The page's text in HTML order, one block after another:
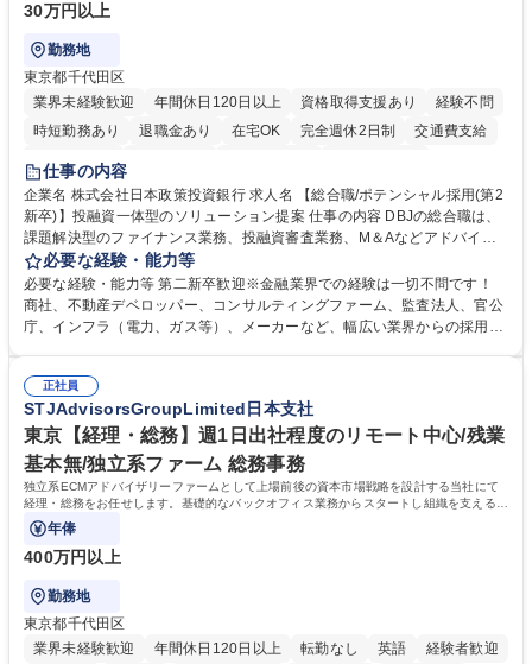
30万円以上
勤務地
東京都千代田区
業界未経験歓迎
年間休日120日以上 資格取得支援あり
経験不問
時短勤務あり
退職金あり 在宅OK 完全週休2日制
交通費支給
駅近5分以内
食事補助あり
託児所あり
仕事の内容
企業名 株式会社日本政策投資銀行 求人名 【総合職/ポテンシャル採用(第2
新卒)】投融資一体型のソリューション提案 仕事の内容 DBJの総合職は、
課題解決型のファイナンス業務、投融資審査業務、M＆Aなどアドバイザ
リー業務、地域戦略企画業務など、多様な業務に精通し、複数の専門性を
掛け合わせて広く社会に貢献していく職種です。 入社後は、横断的なロー
テーションを経て適性や専門性に応じたキャリアを形成していただきま
す。総合職として入社いただき、下記いずれかの部門でご活躍いただきま
ート・ナレッジ業務 ※それぞれの業務内容に関しては、別途その他労働条
件備考欄に記載 募集職種 【総合職/ポテンシャル採用(第2新卒)】投融資一
体型のソリューション提案
必要な経験・能力等
必要な経験・能力等 第二新卒歓迎※金融業界での経験は一切不問です！
商社、不動産デベロッパー、コンサルティングファーム、監査法人、官公
庁、インフラ（電力、ガス等）、メーカーなど、幅広い業界からの採用実
く高い志を併せもった人材を求めています。ポテンシャル採用（第2新
卒）では、金融業界での経験や知識を問いません。新たな時代を見据え
て、複雑化する社会課題の解決に向けて先鞭をつける役割を担いたい、と
いう気概をお持ちの方を心待ちにしています。 学歴・資格 学歴：大学院
大学 語学力： 資格：
正社員
STJAdvisorsGroupLimited日本支社
東京【経理・総務】週1日出社程度のリモート中心/残業
基本無/独立系ファーム 総務事務
独立系ECMアドバイザリーファームとして上場前後の資本市場戦略を設計する当社にて
経理・総務をお任せします。基礎的なバックオフィス業務からスタートし組織を支える専
任担当として広く活躍できる環境です。
年俸
400万円以上
勤務地
東京都千代田区
業界未経験歓迎
年間休日120日以上 転勤なし 英語 経験者歓迎